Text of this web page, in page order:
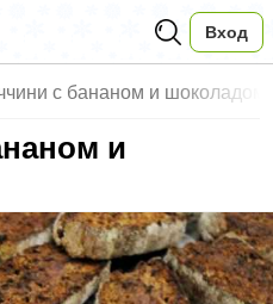
Вход
с бананом и шоколадом
и